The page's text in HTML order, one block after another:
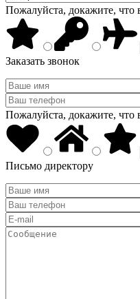
Пожалуйста, докажите, что
Заказать звонок
Пожалуйста, докажите, что
Письмо директору